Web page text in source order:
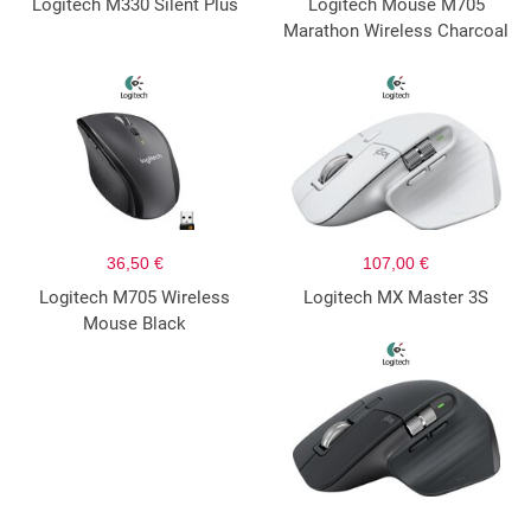
Logitech M330 Silent Plus
Logitech Mouse M705
Marathon Wireless Charcoal
36,50 €
Logitech M705 Wireless
Mouse Black
107,00 €
Logitech MX Master 3S